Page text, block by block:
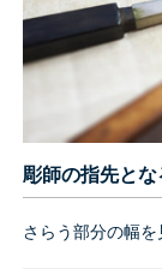
彫師の指先と
さらう部分の幅を